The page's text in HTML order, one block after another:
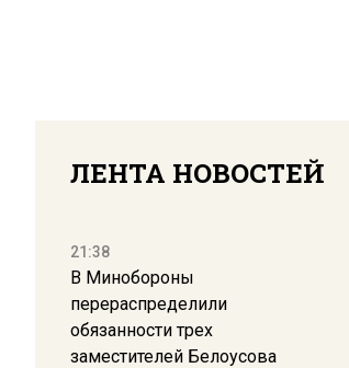
ЛЕНТА НОВОСТЕЙ
21:38
В Минобороны
перераспределили
обязанности трех
заместителей Белоусова